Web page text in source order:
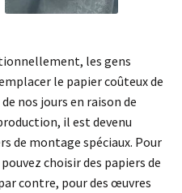
les gens
le papier coûteux de
nos jours en raison de
il est devenu
de montage spéciaux. Pour
choisir des papiers de
contre, pour des œuvres